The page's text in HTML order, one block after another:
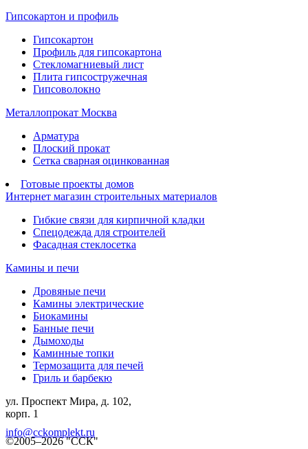
Гипсокартон и профиль
Гипсокартон
Профиль для гипсокартона
Стекломагниевый лист
Плита гипсостружечная
Гипсоволокно
Металлопрокат Москва
Арматура
Плоский прокат
Сетка сварная оцинкованная
Готовые проекты домов
Интернет магазин строительных материалов
Гибкие связи для кирпичной кладки
Спецодежда для строителей
Фасадная стеклосетка
Камины и печи
Дровяные печи
Камины электрические
Биокамины
Банные печи
Дымоходы
Каминные топки
Термозащита для печей
Гриль и барбекю
ул. Проспект Мира, д. 102,
корп. 1
info@cckomplekt.ru
©2005–2026 "ССК"